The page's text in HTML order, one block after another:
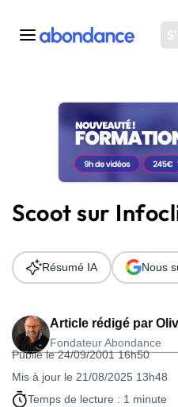
Toutes les actus
Actus SEO
Plateforme
Solutions
Ressources
Audit SEO
Scoot sur
Article rédigé par
Fondateur Abondance
Publié le 24/09/2001 16h50
Mis à jour le 21/08/2025 13h48
Temps de lecture : 1 minute
Résumé IA Nous